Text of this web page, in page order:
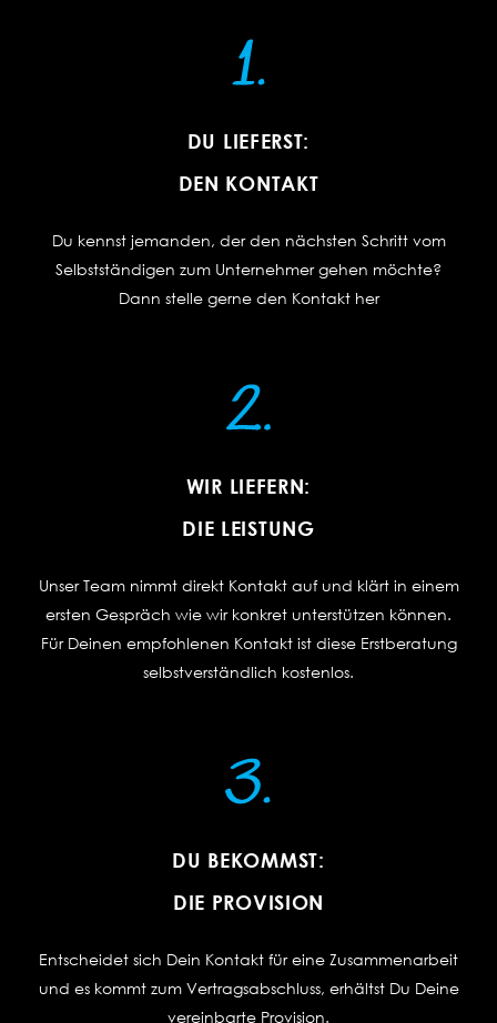
DU LIEFERST:
DEN KONTAKT
Du kennst jemanden, der den nächsten Schritt vom
Selbstständigen zum Unternehmer gehen möchte?
Dann stelle gerne den Kontakt her
WIR LIEFERN:
DIE LEISTUNG
Unser Team nimmt direkt Kontakt auf und klärt in einem
ersten Gespräch wie wir konkret unterstützen können.
Für Deinen empfohlenen Kontakt ist diese Erstberatung
selbstverständlich kostenlos.
DU BEKOMMST:
DIE PROVISION
Entscheidet sich Dein Kontakt für eine Zusammenarbeit
und es kommt zum Vertragsabschluss, erhältst Du Deine
vereinbarte Provision.